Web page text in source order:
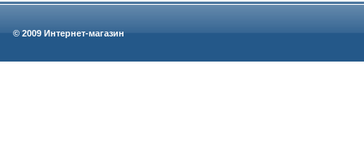
© 2009 Интернет-магазин